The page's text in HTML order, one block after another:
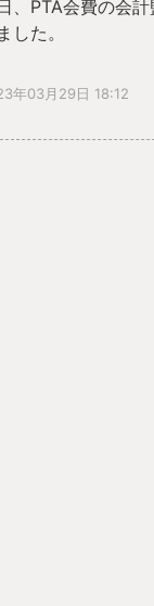
、PTA会費の会
した。
年03月29日 18:12